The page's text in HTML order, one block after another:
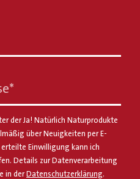
*
der Ja! Natürlich Naturprodukte
über Neuigkeiten per E-
Einwilligung kann ich
Details zur Datenverarbeitung
in derDatenschutzerklärung.